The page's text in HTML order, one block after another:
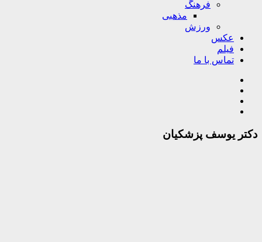
فرهنگ
مذهبی
ورزش
عکس
فیلم
تماس با ما
دکتر یوسف پزشکیان